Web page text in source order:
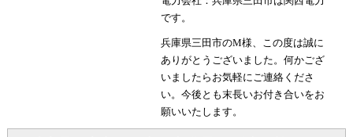
です。
兵庫県三田市のM様、この度は誠に
ありがとうございました。何かござ
いましたらお気軽にご連絡くださ
い。今後とも末長いお付き合いをお
願いいたします。